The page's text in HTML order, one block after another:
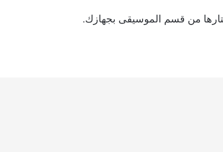
من قسم الموسيقى بجهازك.